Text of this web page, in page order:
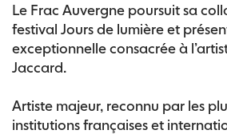
Le Frac Auvergne poursuit sa
festival Jours de lumière et
exceptionnelle consacrée à
Jaccard.
Artiste majeur, reconnu par les
institutions françaises et